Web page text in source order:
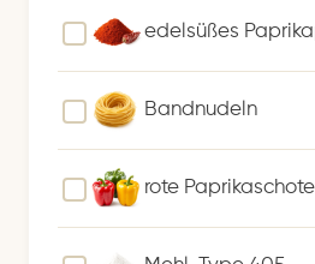
edelsüßes
Bandnudeln
rote Paprikaschote